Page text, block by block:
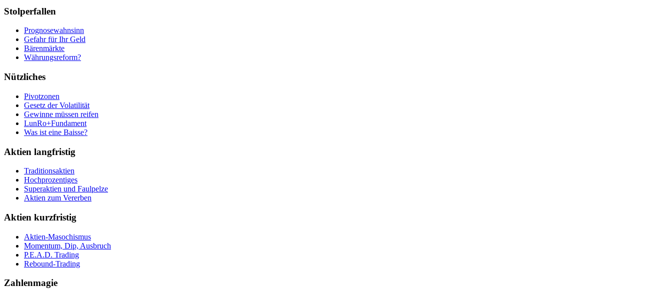
Stolperfallen
Prognosewahnsinn
Gefahr für Ihr Geld
Bärenmärkte
Währungsreform?
Nützliches
Pivotzonen
Gesetz der Volatilität
Gewinne müssen reifen
LunRo+Fundament
Was ist eine Baisse?
Aktien langfristig
Traditionsaktien
Hochprozentiges
Superaktien und Faulpelze
Aktien zum Vererben
Aktien kurzfristig
Aktien-Masochismus
Momentum, Dip, Ausbruch
P.E.A.D. Trading
Rebound-Trading
Zahlenmagie